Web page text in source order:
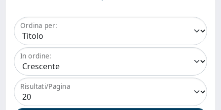
Ordina per:
In ordine:
Risultati/Pagina